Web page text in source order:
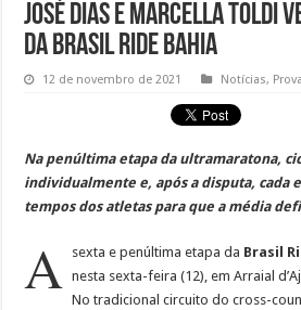
José Dias e Marcella Toldi
da Brasil Ride Bahia
12 de novembro de 2021 Notícias,
Na penúltima etapa da ultramaratona,
individualmente e, após a disputa, cada
tempos dos atletas para que a média
A sexta e penúltima etapa da Brasil
nesta sexta-feira (12), em Arraial
No tradicional circuito do cross-